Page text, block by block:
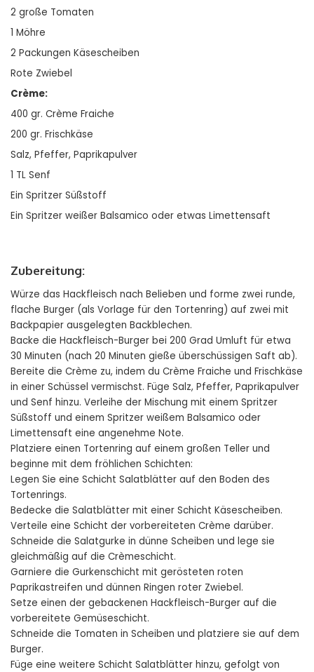
2 große Tomaten
1 Möhre
2 Packungen Käsescheiben
Rote Zwiebel
Crème:
400 gr. Crème Fraiche
200 gr. Frischkäse
Salz, Pfeffer, Paprikapulver
1 TL Senf
Ein Spritzer Süßstoff
Ein Spritzer weißer Balsamico oder etwas Limettensaft
Zubereitung:
Würze das Hackfleisch nach Belieben und forme zwei runde,
flache Burger (als Vorlage für den Tortenring) auf zwei mit
Backpapier ausgelegten Backblechen.
Backe die Hackfleisch-Burger bei 200 Grad Umluft für etwa
30 Minuten (nach 20 Minuten gieße überschüssigen Saft ab).
Bereite die Crème zu, indem du Crème Fraiche und Frischkäse
in einer Schüssel vermischst. Füge Salz, Pfeffer, Paprikapulver
und Senf hinzu. Verleihe der Mischung mit einem Spritzer
Süßstoff und einem Spritzer weißem Balsamico oder
Limettensaft eine angenehme Note.
Platziere einen Tortenring auf einem großen Teller und
beginne mit dem fröhlichen Schichten:
Legen Sie eine Schicht Salatblätter auf den Boden des
Tortenrings.
Bedecke die Salatblätter mit einer Schicht Käsescheiben.
Verteile eine Schicht der vorbereiteten Crème darüber.
Schneide die Salatgurke in dünne Scheiben und lege sie
gleichmäßig auf die Crèmeschicht.
Garniere die Gurkenschicht mit gerösteten roten
Paprikastreifen und dünnen Ringen roter Zwiebel.
Setze einen der gebackenen Hackfleisch-Burger auf die
vorbereitete Gemüseschicht.
Schneide die Tomaten in Scheiben und platziere sie auf dem
Burger.
Füge eine weitere Schicht Salatblätter hinzu, gefolgt von